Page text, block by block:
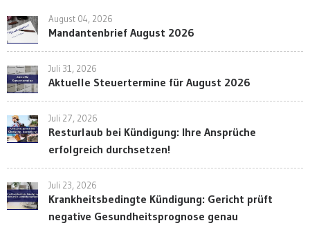
August 04, 2026
Mandantenbrief August 2026
Juli 31, 2026
Aktuelle Steuertermine für August 2026
Juli 27, 2026
Resturlaub bei Kündigung: Ihre Ansprüche
erfolgreich durchsetzen!
Juli 23, 2026
Krankheitsbedingte Kündigung: Gericht prüft
negative Gesundheitsprognose genau